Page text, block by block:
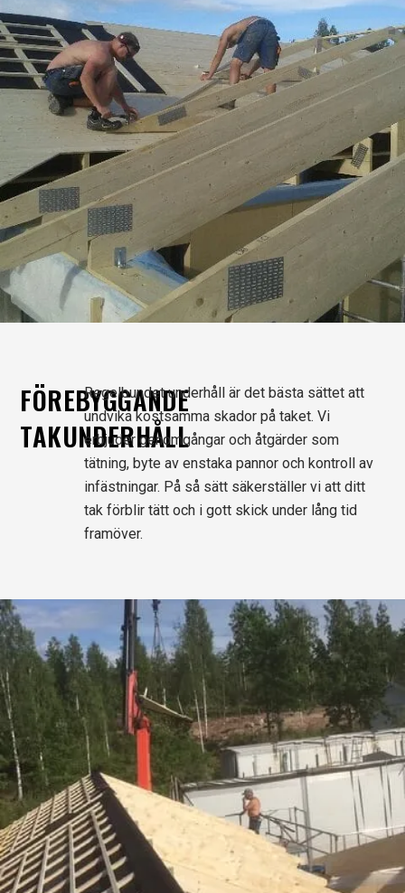
FÖREBYGGANDE
TAKUNDERHÅLL
Regelbundet underhåll är det bästa sättet att
undvika kostsamma skador på taket. Vi
erbjuder genomgångar och åtgärder som
tätning, byte av enstaka pannor och kontroll av
infästningar. På så sätt säkerställer vi att ditt
tak förblir tätt och i gott skick under lång tid
framöver.